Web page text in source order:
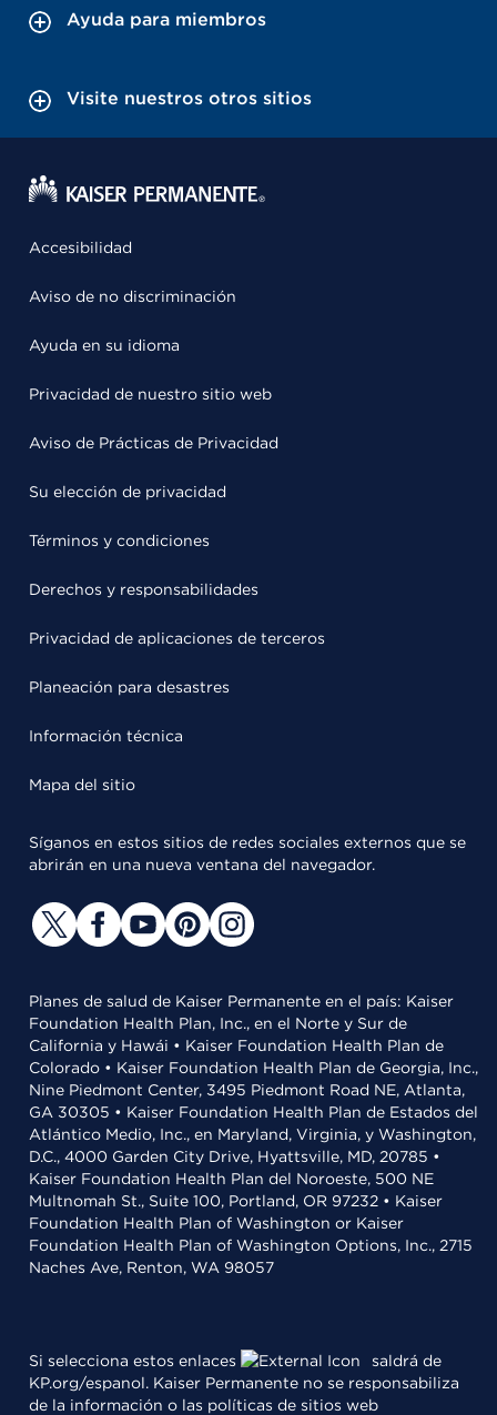
Ayuda para miembros
Visite nuestros otros sitios
Accesibilidad
Aviso de no discriminación
Ayuda en su idioma
Privacidad de nuestro sitio web
Aviso de Prácticas de Privacidad
Su elección de privacidad
Términos y condiciones
Derechos y responsabilidades
Privacidad de aplicaciones de terceros
Planeación para desastres
Información técnica
Mapa del sitio
Síganos en estos sitios de redes sociales externos que se
abrirán en una nueva ventana del navegador.
Planes de salud de Kaiser Permanente en el país: Kaiser
Foundation Health Plan, Inc., en el Norte y Sur de
California y Hawái • Kaiser Foundation Health Plan de
Colorado • Kaiser Foundation Health Plan de Georgia, Inc.,
Nine Piedmont Center, 3495 Piedmont Road NE, Atlanta,
GA 30305 • Kaiser Foundation Health Plan de Estados del
Atlántico Medio, Inc., en Maryland, Virginia, y Washington,
D.C., 4000 Garden City Drive, Hyattsville, MD, 20785 •
Kaiser Foundation Health Plan del Noroeste, 500 NE
Multnomah St., Suite 100, Portland, OR 97232 • Kaiser
Foundation Health Plan of Washington or Kaiser
Foundation Health Plan of Washington Options, Inc., 2715
Naches Ave, Renton, WA 98057
Si selecciona estos enlaces
saldrá de
KP.org/espanol. Kaiser Permanente no se responsabiliza
de la información o las políticas de sitios web